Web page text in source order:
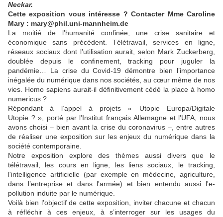
Neckar.
Cette exposition vous intéresse ? Contacter Mme Caroline
Mary : mary@phil.uni-mannheim.de
La moitié de l’humanité confinée, une crise sanitaire et
économique sans précédent. Télétravail, services en ligne,
réseaux sociaux dont l’utilisation aurait, selon Mark Zuckerberg,
doublée depuis le confinement, tracking pour juguler la
pandémie… La crise du Covid-19 démontre bien l’importance
inégalée du numérique dans nos sociétés, au cœur même de nos
vies. Homo sapiens aurait-il définitivement cédé la place à homo
numericus ?
Répondant à l’appel à projets « Utopie Europa/Digitale
Utopie ? », porté par l'Institut français Allemagne et l'UFA, nous
avons choisi – bien avant la crise du coronavirus –, entre autres
de réaliser une exposition sur les enjeux du numérique dans la
société contemporaine.
Notre exposition explore des thèmes aussi divers que le
télétravail, les cours en ligne, les liens sociaux, le tracking,
l'intelligence artificielle (par exemple en médecine, agriculture,
dans l’entreprise et dans l'armée) et bien entendu aussi l'e-
pollution induite par le numérique.
Voilà bien l’objectif de cette exposition, inviter chacune et chacun
à réfléchir à ces enjeux, à s’interroger sur les usages du